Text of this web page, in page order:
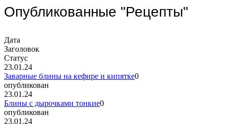
Опубликованные "Рецепты"
Дата
Заголовок
Статус
23.01.24
Заварные блины на кефире и кипятке0
опубликован
23.01.24
Блины с дырочками тонкие0
опубликован
23.01.24